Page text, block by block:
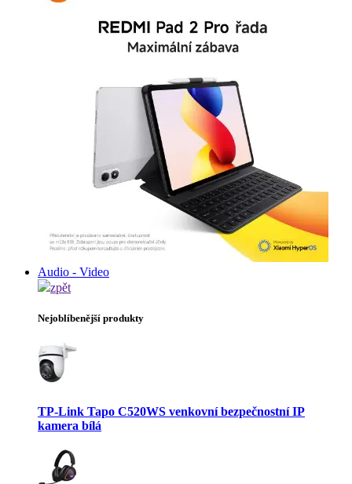
Audio - Video
zpět
Nejoblíbenější produkty
TP-Link Tapo C520WS venkovní bezpečnostní IP
kamera bílá